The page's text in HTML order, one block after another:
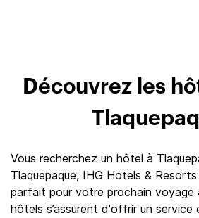
Découvrez les
Vous recherchez un hôtel à
Tlaquepaque, IHG Hotels &
parfait pour votre prochain voyage
hôtels s’assurent d'offrir un